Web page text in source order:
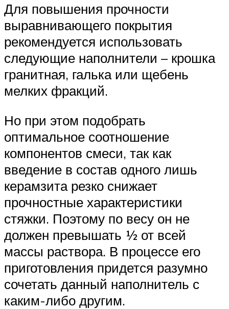
Для повышения прочности
выравнивающего покрытия
рекомендуется использовать
следующие наполнители – крошка
гранитная, галька или щебень
мелких фракций.
Но при этом подобрать
оптимальное соотношение
компонентов смеси, так как
введение в состав одного лишь
керамзита резко снижает
прочностные характеристики
стяжки. Поэтому по весу он не
должен превышать ½ от всей
массы раствора. В процессе его
приготовления придется разумно
сочетать данный наполнитель с
каким-либо другим.